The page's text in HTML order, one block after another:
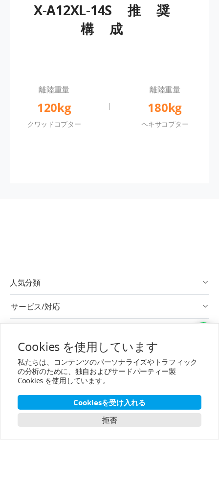
X-A12XL-14S
推奨
構成
離陸重量
120kg
クワッドコプター
離陸重量
180kg
ヘキサコプター
人気分類
サービス/対応
T-MOTORについて
連絡先
Cookies を使用しています
私たちは、コンテンツのパーソナライズやトラフィック
の分析のために、独自およびサードパーティー製
Cookies を使用しています。
Cookiesを受け入れる
拒否